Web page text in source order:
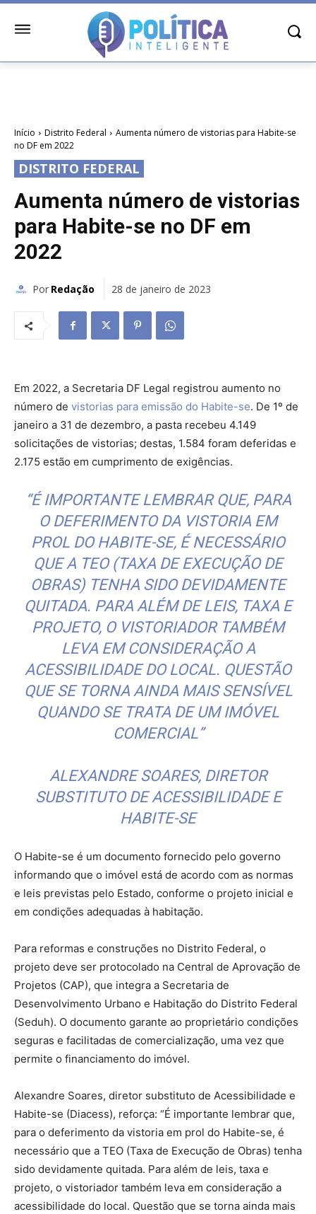
Início Distrito Federal
Aumenta número de vistorias para Habite-se
no DF em 2022
DISTRITO FEDERAL
Aumenta número de vistorias
para Habite-se no DF em
2022
Por Redação 28 de janeiro de 2023
Em 2022, a Secretaria DF Legal registrou aumento no
número de vistorias para emissão do Habite-se. De 1º de
janeiro a 31 de dezembro, a pasta recebeu 4.149
solicitações de vistorias; destas, 1.584 foram deferidas e
2.175 estão em cumprimento de exigências.
“É IMPORTANTE LEMBRAR QUE, PARA
O DEFERIMENTO DA VISTORIA EM
PROL DO HABITE-SE, É NECESSÁRIO
QUE A TEO (TAXA DE EXECUÇÃO DE
OBRAS) TENHA SIDO DEVIDAMENTE
QUITADA. PARA ALÉM DE LEIS, TAXA E
PROJETO, O VISTORIADOR TAMBÉM
LEVA EM CONSIDERAÇÃO A
ACESSIBILIDADE DO LOCAL. QUESTÃO
QUE SE TORNA AINDA MAIS SENSÍVEL
QUANDO SE TRATA DE UM IMÓVEL
COMERCIAL”
ALEXANDRE SOARES, DIRETOR
SUBSTITUTO DE ACESSIBILIDADE E
HABITE-SE
O Habite-se é um documento fornecido pelo governo
informando que o imóvel está de acordo com as normas
e leis previstas pelo Estado, conforme o projeto inicial e
em condições adequadas à habitação.
Para reformas e construções no Distrito Federal, o
projeto deve ser protocolado na Central de Aprovação de
Projetos (CAP), que integra a Secretaria de
Desenvolvimento Urbano e Habitação do Distrito Federal
(Seduh). O documento garante ao proprietário condições
seguras e facilitadas de comercialização, uma vez que
permite o financiamento do imóvel.
Alexandre Soares, diretor substituto de Acessibilidade e
Habite-se (Diacess), reforça: “É importante lembrar que,
para o deferimento da vistoria em prol do Habite-se, é
necessário que a TEO (Taxa de Execução de Obras) tenha
sido devidamente quitada. Para além de leis, taxa e
projeto, o vistoriador também leva em consideração a
acessibilidade do local. Questão que se torna ainda mais